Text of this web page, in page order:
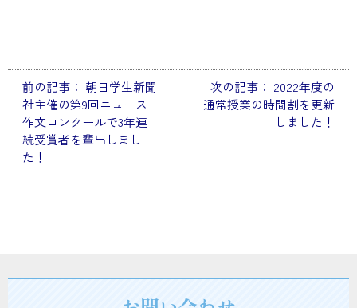
投
稿
ナ
ョ
前の記事： 朝日学生新聞
社主催の第9回ニュース
作文コンクールで3年連
続受賞者を輩出しまし
た！
次の記事： 2022年度の
通常授業の時間割を更新
しました！